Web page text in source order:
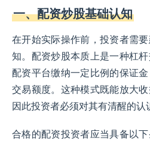
一、配资炒股基础认知
在开始实际操作前，投资者需
知。配资炒股本质上是一种杠
配资平台缴纳一定比例的保证
交易额度。这种模式既能放大
因此投资者必须对其有清醒的认
合格的配资投资者应当具备以